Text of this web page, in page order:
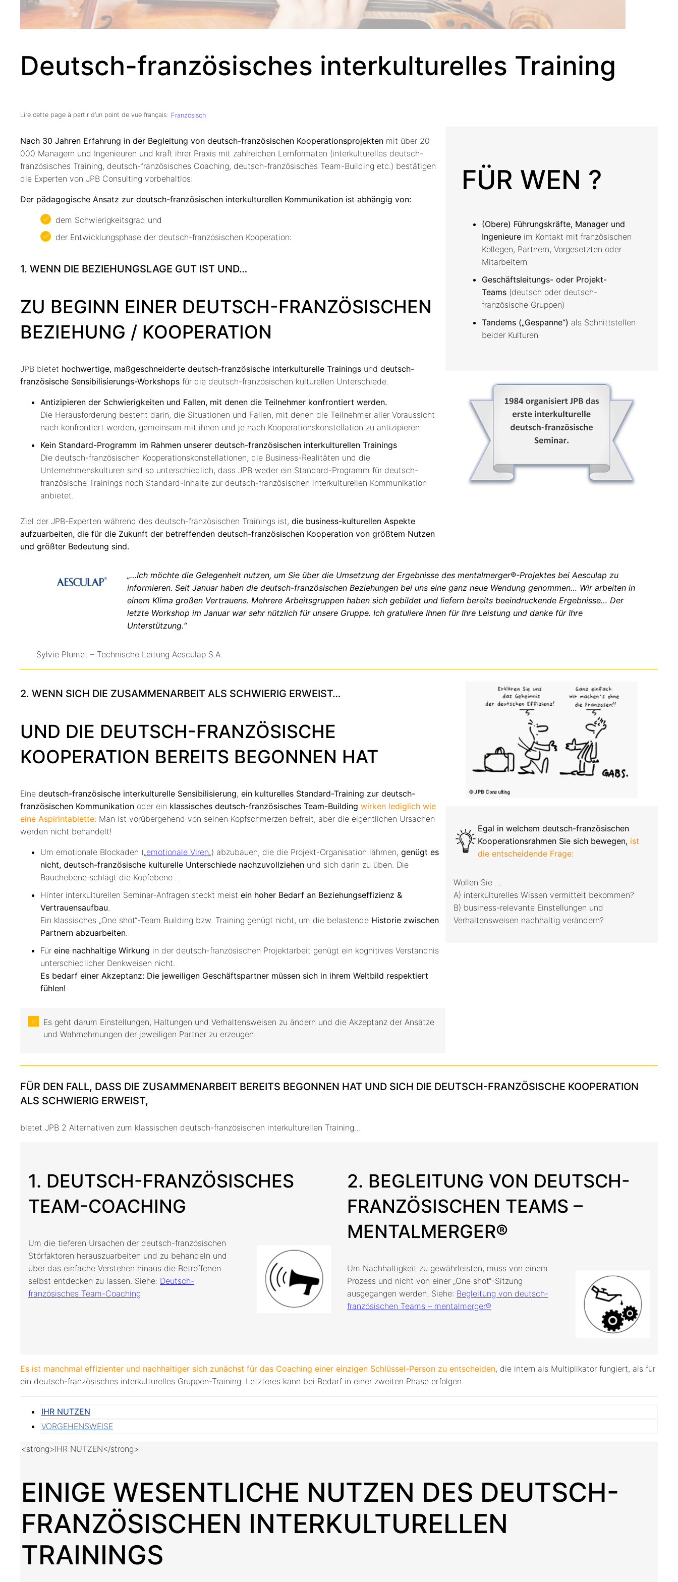
Deutsch-französisches interkulturelles Training
Lire cette page à partir d’un point de vue français: Französisch
Nach 30 Jahren Erfahrung in der Begleitung von deutsch-französischen Kooperationsprojekten mit über 20
000 Managern und Ingenieuren und kraft ihrer Praxis mit zahlreichen Lernformaten (interkulturelles deutsch-
französisches Training, deutsch-französisches Coaching, deutsch-französisches Team-Building etc.) bestätigen
die Experten von JPB Consulting vorbehaltlos:
Der pädagogische Ansatz zur deutsch-französischen interkulturellen Kommunikation ist abhängig von:
dem Schwierigkeitsgrad und
der Entwicklungsphase der deutsch-französischen Kooperation:
1. WENN DIE BEZIEHUNGSLAGE GUT IST UND…
ZU BEGINN EINER DEUTSCH-FRANZÖSISCHEN
BEZIEHUNG / KOOPERATION
JPB bietet hochwertige, maßgeschneiderte deutsch-französische interkulturelle Trainings und deutsch-
französische Sensibilisierungs-Workshops für die deutsch-französischen kulturellen Unterschiede.
Antizipieren der Schwierigkeiten und Fallen, mit denen die Teilnehmer konfrontiert werden.
Die Herausforderung besteht darin, die Situationen und Fallen, mit denen die Teilnehmer aller Voraussicht
nach konfrontiert werden, gemeinsam mit ihnen und je nach Kooperationskonstellation zu antizipieren.
Kein Standard-Programm im Rahmen unserer deutsch-französischen interkulturellen Trainings
Die deutsch-französischen Kooperationskonstellationen, die Business-Realitäten und die
Unternehmenskulturen sind so unterschiedlich, dass JPB weder ein Standard-Programm für deutsch-
französische Trainings noch Standard-Inhalte zur deutsch-französischen interkulturellen Kommunikation
anbietet.
Ziel der JPB-Experten während des deutsch-französischen Trainings ist, die business-kulturellen Aspekte
aufzuarbeiten, die für die Zukunft der betreffenden deutsch-französischen Kooperation von größtem Nutzen
und größter Bedeutung sind.
FÜR WEN ?
(Obere) Führungskräfte, Manager und
Ingenieureim Kontakt mit französischen
Kollegen, Partnern, Vorgesetzten oder
Mitarbeitern
Geschäftsleitungs- oder Projekt-
Teams(deutsch oder deutsch-
französische Gruppen)
Tandems („Gespanne“) als Schnittstellen
beider Kulturen
„…Ich möchte die Gelegenheit nutzen, um Sie über die Umsetzung der Ergebnisse des mentalmerger®-Projektes bei Aesculap zu
informieren. Seit Januar haben die deutsch-französischen Beziehungen bei uns eine ganz neue Wendung genommen… Wir arbeiten in
einem Klima großen Vertrauens. Mehrere Arbeitsgruppen haben sich gebildet und liefern bereits beeindruckende Ergebnisse… Der
letzte Workshop im Januar war sehr nützlich für unsere Gruppe. Ich gratuliere Ihnen für Ihre Leistung und danke für Ihre
Unterstützung.“
Sylvie Plumet – Technische Leitung Aesculap S.A.
2. WENN SICH DIE ZUSAMMENARBEIT ALS SCHWIERIG ERWEIST…
UND DIE DEUTSCH-FRANZÖSISCHE
KOOPERATION BEREITS BEGONNEN HAT
Eine deutsch-französische interkulturelle Sensibilisierung, ein kulturelles Standard-Training zur deutsch-
französischen Kommunikation oder ein klassisches deutsch-französisches Team-Building wirken lediglich wie
eine Aspirintablette: Man ist vorübergehend von seinen Kopfschmerzen befreit, aber die eigentlichen Ursachen
werden nicht behandelt!
Um emotionale Blockaden („emotionale Viren„) abzubauen, die die Projekt-Organisation lähmen, genügt es
nicht, deutsch-französische kulturelle Unterschiede nachzuvollziehen und sich darin zu üben. Die
Bauchebene schlägt die Kopfebene…
Hinter interkulturellen Seminar-Anfragen steckt meist ein hoher Bedarf an Beziehungseffizienz &
Vertrauensaufbau.
Ein klassisches „One shot“-Team Building bzw. Training genügt nicht, um die belastende Historie zwischen
Partnern abzuarbeiten.
Für eine nachhaltige Wirkung in der deutsch-französischen Projektarbeit genügt ein kognitives Verständnis
unterschiedlicher Denkweisen nicht.
Es bedarf einer Akzeptanz: Die jeweiligen Geschäftspartner müssen sich in ihrem Weltbild respektiert
fühlen!
Es geht darum Einstellungen, Haltungen und Verhaltensweisen zu ändern und die Akzeptanz der Ansätze
und Wahrnehmungen der jeweiligen Partner zu erzeugen.
Egal in welchem deutsch-französischen
Kooperationsrahmen Sie sich bewegen, ist
die entscheidende Frage:
Wollen Sie …
A) interkulturelles Wissen vermittelt bekommen?
B) business-relevante Einstellungen und
Verhaltensweisen nachhaltig verändern?
FÜR DEN FALL, DASS DIE ZUSAMMENARBEIT BEREITS BEGONNEN HAT UND SICH DIE DEUTSCH-FRANZÖSISCHE KOOPERATION
ALS SCHWIERIG ERWEIST,
bietet JPB 2 Alternativen zum klassischen deutsch-französischen interkulturellen Training…
1. DEUTSCH-FRANZÖSISCHES
TEAM-COACHING
Um die tieferen Ursachen der deutsch-französischen
Störfaktoren herauszuarbeiten und zu behandeln und
über das einfache Verstehen hinaus die Betroffenen
selbst entdecken zu lassen. Siehe: Deutsch-
französisches Team-Coaching
2. BEGLEITUNG VON DEUTSCH-
FRANZÖSISCHEN TEAMS –
MENTALMERGER®
Um Nachhaltigkeit zu gewährleisten, muss von einem
Prozess und nicht von einer „One shot“-Sitzung
ausgegangen werden. Siehe: Begleitung von deutsch-
französischen Teams – mentalmerger®
Es ist manchmal effizienter und nachhaltiger sich zunächst für das Coaching einer einzigen Schlüssel-Person zu entscheiden, die intern als Multiplikator fungiert, als für
ein deutsch-französisches interkulturelles Gruppen-Training. Letzteres kann bei Bedarf in einer zweiten Phase erfolgen.
IHR NUTZEN
VORGEHENSWEISE
<strong>IHR NUTZEN</strong>
EINIGE WESENTLICHE NUTZEN DES DEUTSCH-
FRANZÖSISCHEN INTERKULTURELLEN
TRAININGS